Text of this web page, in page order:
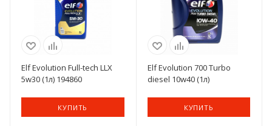
Elf Evolution Full-tech LLX
5w30 (1л) 194860
КУПИТЬ
Elf Evolution 700 Turbo
diesel 10w40 (1л)
КУПИТЬ